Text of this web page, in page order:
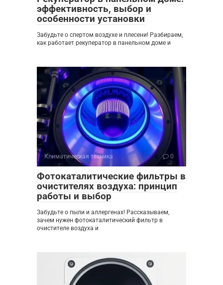
эффективность, выбор и
особенности установки
Забудьте о спертом воздухе и плесени! Разбираем,
как работает рекуператор в панельном доме и
Климатическая техника 0
Фотокаталитические фильтры в
очистителях воздуха: принцип
работы и выбор
Забудьте о пыли и аллергенах! Рассказываем,
зачем нужен фотокаталитический фильтр в
очистителе воздуха и